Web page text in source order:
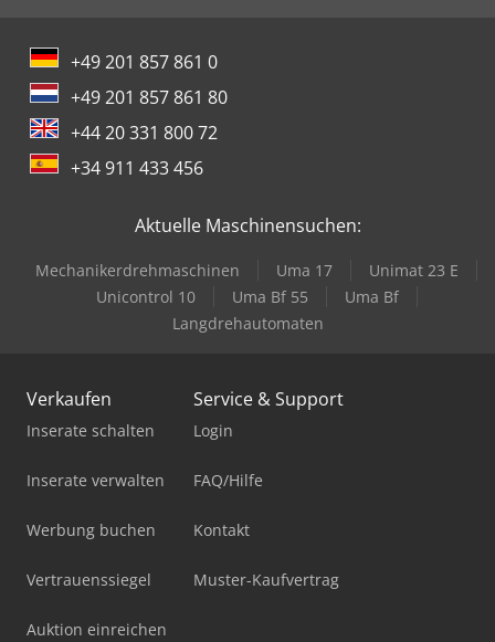
+49 201 857 861 0
+49 201 857 861 80
+44 20 331 800 72
+34 911 433 456
Aktuelle Maschinensuchen:
Mechanikerdrehmaschinen Uma 17
Unimat 23 E
Unicontrol 10
Uma Bf 55
Uma Bf
Langdrehautomaten
Verkaufen
Inserate schalten
Inserate verwalten
Werbung buchen
Vertrauenssiegel
Auktion einreichen
Service & Support
Login
FAQ/Hilfe
Kontakt
Muster-Kaufvertrag